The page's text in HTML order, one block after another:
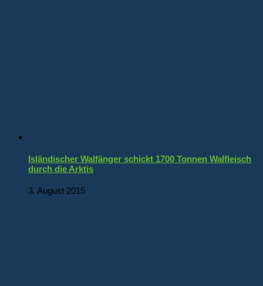
Isländischer Walfänger schickt 1700 Tonnen Walfleisch
durch die Arktis
3. August 2015